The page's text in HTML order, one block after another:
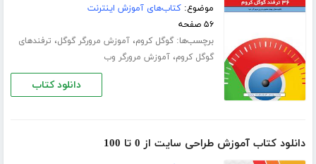
موضوع:کتاب‌های آموزش اینترنت
۵۶ صفحه
برچسب‌ها:گوگل کروم،آموزش مرورگر گوگل، ترفندهای
گوگل کروم،آموزش مرورگر وب
دانلود کتاب
دانلود کتاب آموزش طراحی سایت از 0 تا 100